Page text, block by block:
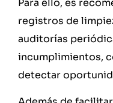
registros de
auditorías
incumplimientos,
detectar